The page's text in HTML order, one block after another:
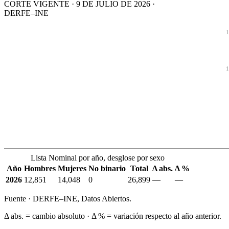
CORTE VIGENTE · 9 DE JULIO DE 2026 ·
DERFE–INE
Lista Nominal por año, desglose por sexo
Año Hombres Mujeres No binario Total Δ abs. Δ %
2026 12,851 14,048 0 26,899 — —
Fuente · DERFE–INE, Datos Abiertos.
Δ abs. = cambio absoluto · Δ % = variación respecto al año anterior.